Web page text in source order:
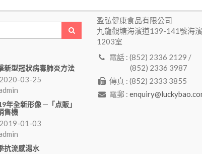
新型冠狀病毒肺炎方法
2020-03-25
年全新形像 ─「点販」
售機
2019-01-03
抗流感湯水
盈弘健康食品有限公司
九龍觀塘海濱道139-141號海
1203室
電話 : (852) 2336 2129 /
(852) 2336 3987
傳真 : (852) 2333 3855
電郵 :